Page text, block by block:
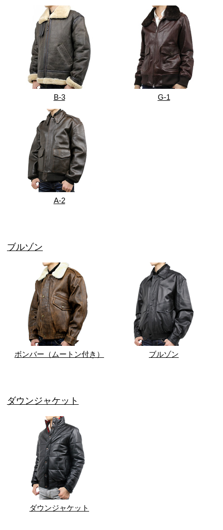
B-3 G-1
A-2
ブルゾン
ボンバー（ムートン付き） ブルゾン
ダウンジャケット
ダウンジャケット